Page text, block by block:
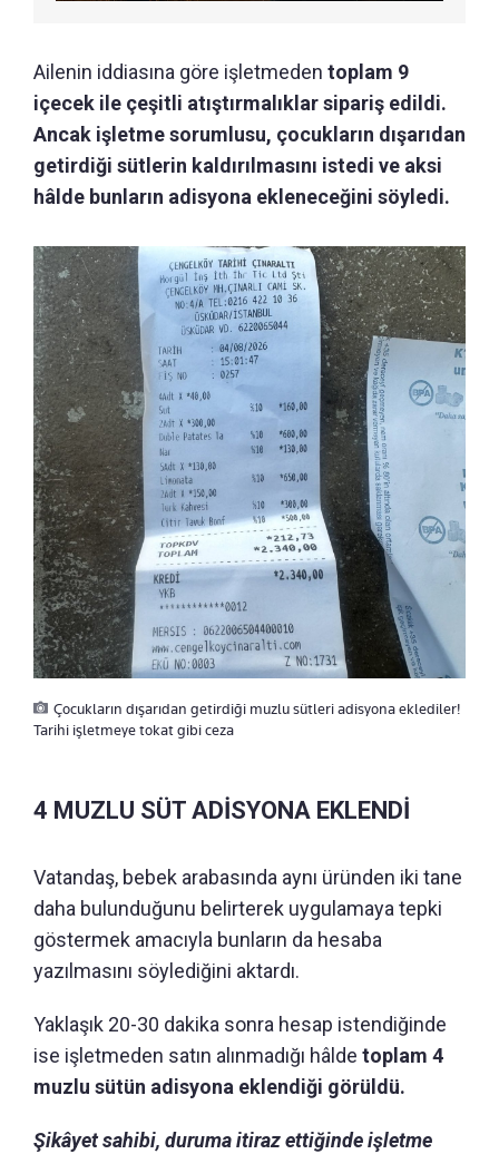
Ailenin iddiasına göre işletmeden toplam 9
içecek ile çeşitli atıştırmalıklar sipariş edildi.
Ancak işletme sorumlusu, çocukların dışarıdan
getirdiği sütlerin kaldırılmasını istedi ve aksi
hâlde bunların adisyona ekleneceğini söyledi.
Çocukların dışarıdan getirdiği muzlu sütleri adisyona eklediler!
Tarihi işletmeye tokat gibi ceza
4 MUZLU SÜT ADİSYONA EKLENDİ
Vatandaş, bebek arabasında aynı üründen iki tane
daha bulunduğunu belirterek uygulamaya tepki
göstermek amacıyla bunların da hesaba
yazılmasını söylediğini aktardı.
Yaklaşık 20-30 dakika sonra hesap istendiğinde
ise işletmeden satın alınmadığı hâlde toplam 4
muzlu sütün adisyona eklendiği görüldü.
Şikâyet sahibi, duruma itiraz ettiğinde işletme